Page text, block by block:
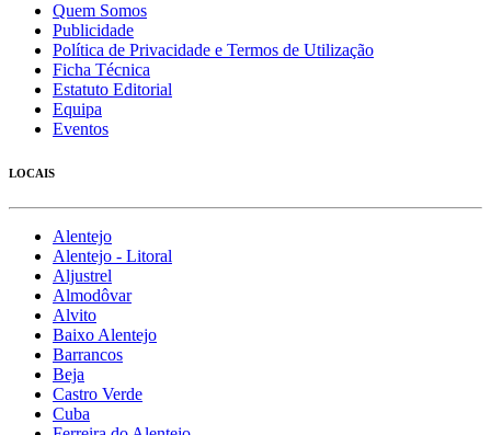
Quem Somos
Publicidade
Política de Privacidade e Termos de Utilização
Ficha Técnica
Estatuto Editorial
Equipa
Eventos
LOCAIS
Alentejo
Alentejo - Litoral
Aljustrel
Almodôvar
Alvito
Baixo Alentejo
Barrancos
Beja
Castro Verde
Cuba